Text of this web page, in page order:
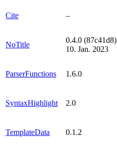
Cite –
NoTitle
0.4.0 (87c41d8)
10. Jan. 2023
ParserFunctions 1.6.0
SyntaxHighlight 2.0
TemplateData 0.1.2